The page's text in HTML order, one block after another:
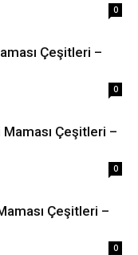
0
Çeşitleri –
0
Çeşitleri –
0
Çeşitleri –
0